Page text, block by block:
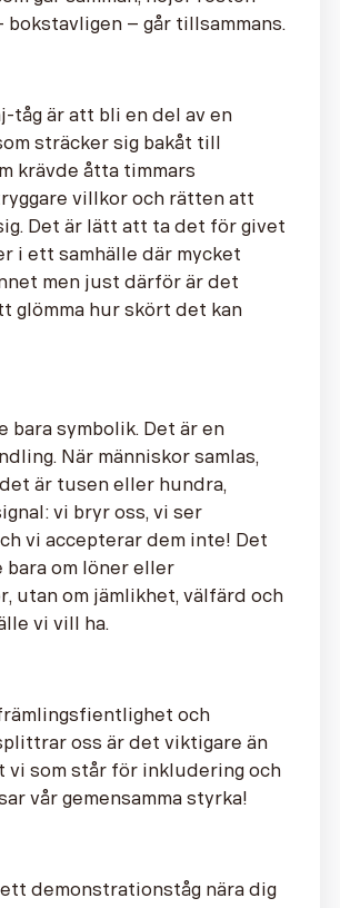
bokstavligen – går tillsammans.
tåg är att bli en del av en
sträcker sig bakåt till
krävde åtta timmars
villkor och rätten att
Det är lätt att ta det för givet
i ett samhälle där mycket
men just därför är det
glömma hur skört det kan
bara symbolik. Det är en
När människor samlas,
är tusen eller hundra,
vi bryr oss, vi ser
vi accepterar dem inte! Det
bara om löner eller
utan om jämlikhet, välfärd och
vi vill ha.
och
oss är det viktigare än
vi som står för inkludering och
vår gemensamma styrka!
demonstrationståg nära dig